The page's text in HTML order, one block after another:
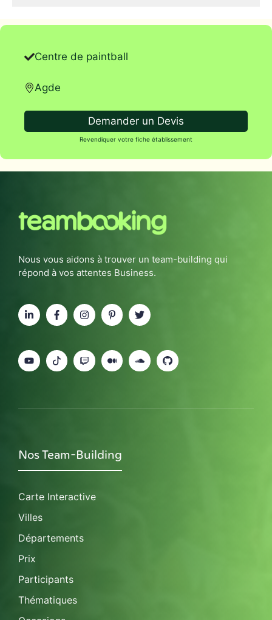
Centre de paintball
Agde
Demander un Devis
Revendiquer votre fiche établissement
Nous vous aidons à trouver un team-building qui
répond à vos attentes Business.
Nos Team-Building
Carte Interactive
Villes
Départements
Prix
Participants
Thématiques